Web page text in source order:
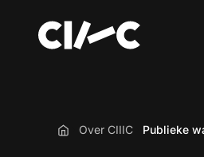
Home
Over CIIIC Publieke